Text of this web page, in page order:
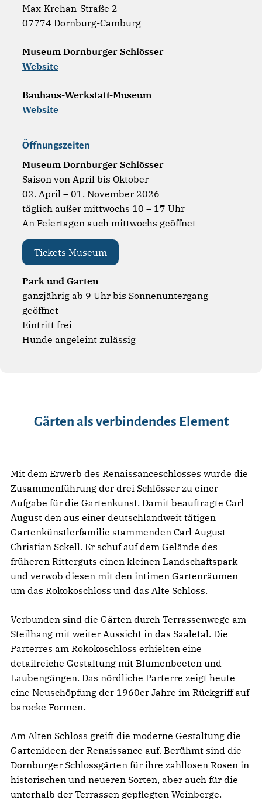
Max-Krehan-Straße 2
07774 Dornburg-Camburg
Museum Dornburger Schlösser
Website
Bauhaus-Werkstatt-Museum
Website
Öffnungszeiten
Museum Dornburger Schlösser
Saison von April bis Oktober
02. April – 01. November 2026
täglich außer mittwochs 10 – 17 Uhr
An Feiertagen auch mittwochs geöffnet
Tickets Museum
Park und Garten
ganzjährig ab 9 Uhr bis Sonnenuntergang
geöffnet
Eintritt frei
Hunde angeleint zulässig
Gärten als verbindendes Element
Mit dem Erwerb des Renaissanceschlosses wurde die
Zusammenführung der drei Schlösser zu einer
Aufgabe für die Gartenkunst. Damit beauftragte Carl
August den aus einer deutschlandweit tätigen
Gartenkünstlerfamilie stammenden Carl August
Christian Sckell. Er schuf auf dem Gelände des
früheren Ritterguts einen kleinen Land­schaftspark
und verwob diesen mit den intimen Garten­räumen
um das Rokokoschloss und das Alte Schloss.
Verbunden sind die Gärten durch Terrassenwege am
Steilhang mit weiter Aussicht in das Saaletal. Die
Parterres am Rokokoschloss erhielten eine
detailreiche Gestaltung mit Blumenbeeten und
Laubengängen. Das nördliche Parterre zeigt heute
eine Neuschöpfung der 1960er Jahre im Rückgriff auf
barocke Formen.
Am Alten Schloss greift die moderne Gestaltung die
Gartenideen der Renaissance auf. Berühmt sind die
Dornburger Schlossgärten für ihre zahllosen Rosen in
historischen und neueren Sorten, aber auch für die
unterhalb der Terrassen gepflegten Weinberge.